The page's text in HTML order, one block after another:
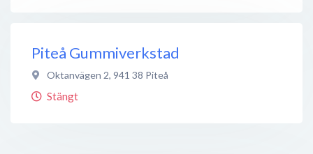
Piteå Gummiverkstad
Oktanvägen 2, 941 38 Piteå
Stängt